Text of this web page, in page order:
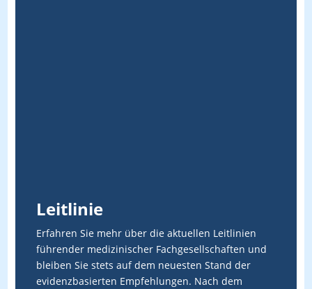
Leitlinie
Erfahren Sie mehr über die aktuellen Leitlinien
führender medizinischer Fachgesellschaften und
bleiben Sie stets auf dem neuesten Stand der
evidenzbasierten Empfehlungen. Nach dem